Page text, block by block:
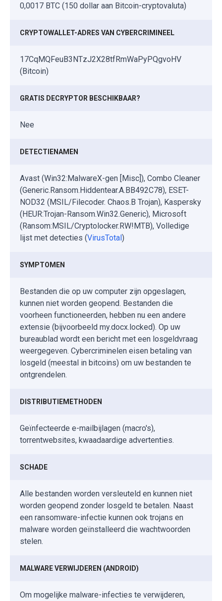
0,0017 BTC (150 dollar aan Bitcoin-cryptovaluta)
CRYPTOWALLET-ADRES VAN CYBERCRIMINEEL
17CqMQFeuB3NTzJ2X28tfRmWaPyPQgvoHV
(Bitcoin)
GRATIS DECRYPTOR BESCHIKBAAR?
Nee
DETECTIENAMEN
Avast (Win32:MalwareX-gen [Misc]), Combo Cleaner
(Generic.Ransom.Hiddentear.A.BB492C78), ESET-
NOD32 (MSIL/Filecoder. Chaos.B Trojan), Kaspersky
(HEUR:Trojan-Ransom.Win32.Generic), Microsoft
(Ransom:MSIL/Cryptolocker.RW!MTB), Volledige
lijst met detecties (VirusTotal)
SYMPTOMEN
Bestanden die op uw computer zijn opgeslagen,
kunnen niet worden geopend. Bestanden die
voorheen functioneerden, hebben nu een andere
extensie (bijvoorbeeld my.docx.locked). Op uw
bureaublad wordt een bericht met een losgeldvraag
weergegeven. Cybercriminelen eisen betaling van
losgeld (meestal in bitcoins) om uw bestanden te
ontgrendelen.
DISTRIBUTIEMETHODEN
Geïnfecteerde e-mailbijlagen (macro's),
torrentwebsites, kwaadaardige advertenties.
SCHADE
Alle bestanden worden versleuteld en kunnen niet
worden geopend zonder losgeld te betalen. Naast
een ransomware-infectie kunnen ook trojans en
malware worden geïnstalleerd die wachtwoorden
stelen.
MALWARE VERWIJDEREN (ANDROID)
Om mogelijke malware-infecties te verwijderen,